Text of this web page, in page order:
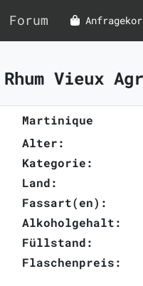
Forum
Vieux
Martinique
Alter:
Kategorie:
Land:
Fassart(en):
Alkoholgehalt:
Füllstand:
Flaschenpreis: